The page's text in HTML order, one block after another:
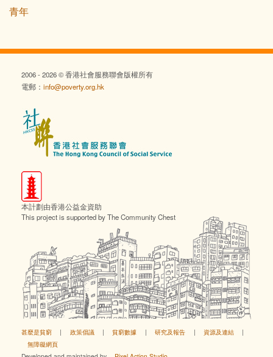
青年
2006 - 2026 © 香港社會服務聯會版權所有
電郵： info@poverty.org.hk
本計劃由香港公益金資助
This project is supported by The Community Chest
甚麼是貧窮 | 政策倡議 | 貧窮數據 | 研究及報告 | 資源及連結
|
無障礙網頁